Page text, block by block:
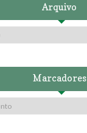
Arquivo
Marcadores